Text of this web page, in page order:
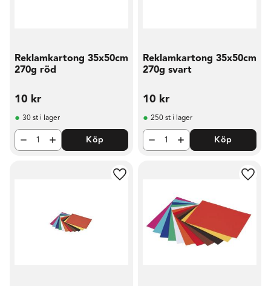
Reklamkartong 35x50cm
270g röd
10 kr
30 st i lager
Köp
Reklamkartong 35x50cm
270g svart
10 kr
250 st i lager
Köp
Lägg till i favoriter